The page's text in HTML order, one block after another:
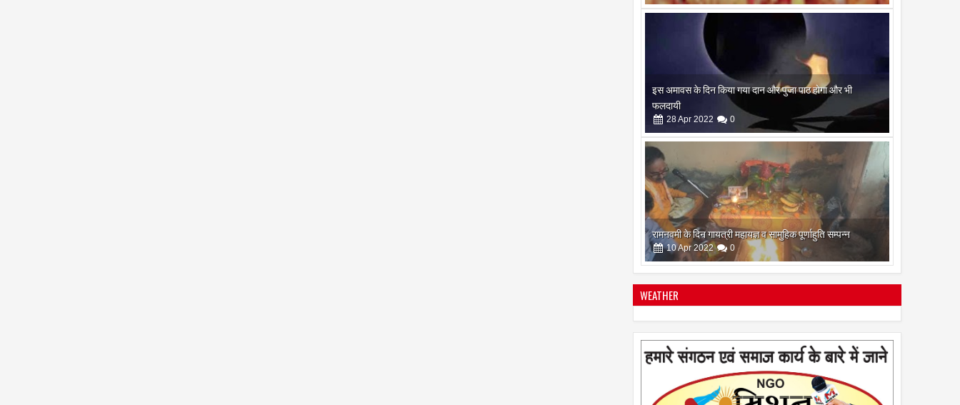
रामनवमी के दिन गायत्री महायज्ञ व सामुहिक पूर्णाहुति सम्पन्न
10Apr 2022 0
सिद्ध कुंजिका स्तोत्र का पाठ ऐसे करें
12Apr 2024 0
स्त्रियां गुरु क्यों नही बन सकती
2022 0
WEATHER